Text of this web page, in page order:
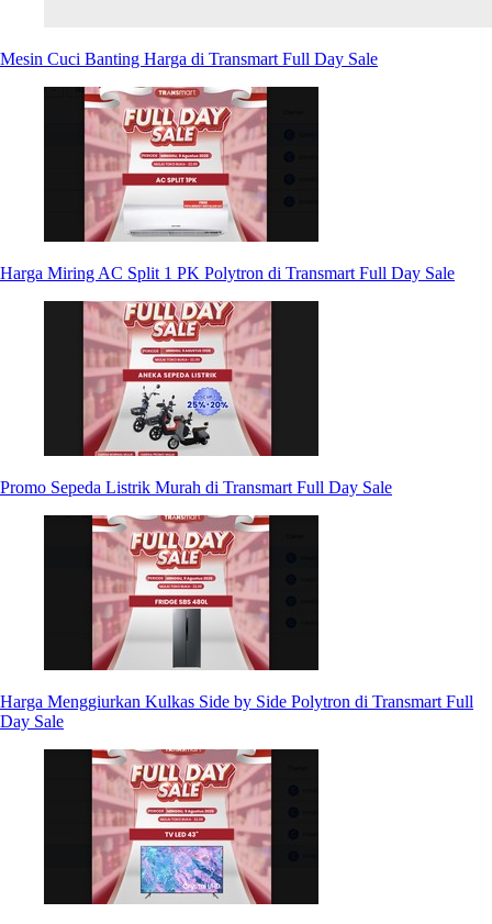
Mesin Cuci Banting Harga di Transmart Full Day Sale
Harga Miring AC Split 1 PK Polytron di Transmart Full Day Sale
Promo Sepeda Listrik Murah di Transmart Full Day Sale
Harga Menggiurkan Kulkas Side by Side Polytron di Transmart Full
Day Sale